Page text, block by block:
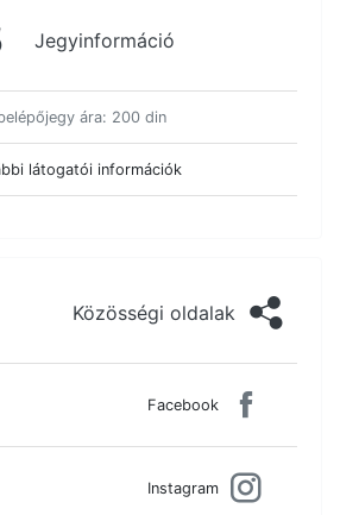
Jegyinformáció
ára: 200 din
látogatói információk
Közösségi oldalak
Facebook
Instagram